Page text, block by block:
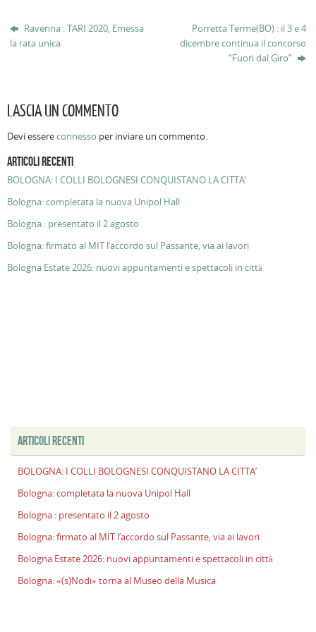
Ravenna : TARI 2020, Emessa
la rata unica
Porretta Terme(BO) : il 3 e 4
dicembre continua il concorso
“Fuori dal Giro”
LASCIA UN COMMENTO
Devi essereconnesso per inviare un commento.
ARTICOLI RECENTI
BOLOGNA: I COLLI BOLOGNESI CONQUISTANO LA CITTA’
Bologna: completata la nuova Unipol Hall
Bologna : presentato il 2 agosto
Bologna: firmato al MIT l’accordo sul Passante, via ai lavori
Bologna Estate 2026: nuovi appuntamenti e spettacoli in città
ARTICOLI RECENTI
BOLOGNA: I COLLI BOLOGNESI CONQUISTANO LA CITTA’
Bologna: completata la nuova Unipol Hall
Bologna : presentato il 2 agosto
Bologna: firmato al MIT l’accordo sul Passante, via ai lavori
Bologna Estate 2026: nuovi appuntamenti e spettacoli in città
Bologna: «(s)Nodi» torna al Museo della Musica